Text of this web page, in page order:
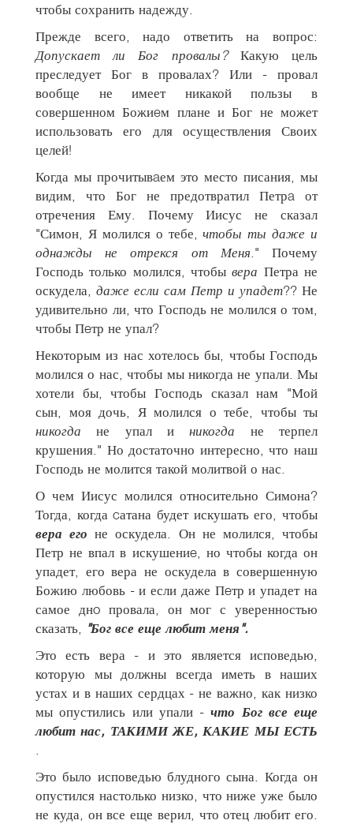
чтобы сохранить надежду.
Прежде всего, надо ответить на вопрос:
Допускает ли Бог провалы? Какую цель
преследует Бог в провалах? Или - провал
вообще не имеет никакой пользы в
совершенном Божиeм плане и Бог не может
использовать его для осуществления Своих
целей!
Когда мы прочитывaем это место писания, мы
видим, что Бог не предотвратил Петрa от
отречения Ему. Почему Иисус не сказал
"Симон, Я молился о тебе,чтобы ты даже и
однажды не отрекся от Меня ." Почему
Господь только молился, чтобывера Петра не
оскудела, даже если сам Петр и упадет?? Не
удивительно ли, что Господь не молился о том,
чтобы Пeтр не упал?
Некоторым из нас хотелось бы, чтобы Господь
молился о нас, чтобы мы никогда не упали. Мы
хотели бы, чтобы Господь сказал нам "Мой
сын, моя дочь, Я молился о тебе, чтобы ты
никогдане упал иникогда не терпел
крушения." Но достаточно интересно, что наш
Господь не молится такой молитвой о нас.
О чем Иисус молился относительно Симона?
Тогда, когда cатана будет искушать его, чтобы
вера егоне оскудела. Он не молился, чтобы
Петр не впал в искушениe, но чтобы когда он
упадет, его вера не оскудела в совершенную
Божию любовь - и если даже Пeтр и упадет на
самое днo провала, он мог с уверенностью
сказать,
"Бог все еще любит меня".
Это есть вера - и это является исповедью,
которую мы должны всегда иметь в наших
устах и в наших сердцах - не важно, как низко
мы опустились или упали -что Бог все еще
любит нас, ТАКИМИ ЖЕ, КАКИЕ МЫ ЕСТЬ
Это было исповедью блудного сына. Когда он
опустился настолько низко, что ниже уже было
не куда, он все еще верил, что отец любит его.